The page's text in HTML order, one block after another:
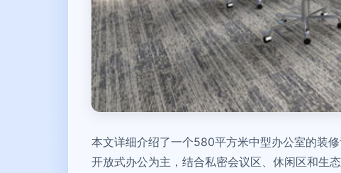
本文详细介绍了一个580平方米中型办公室的装
开放式办公为主，结合私密会议区、休闲区和生